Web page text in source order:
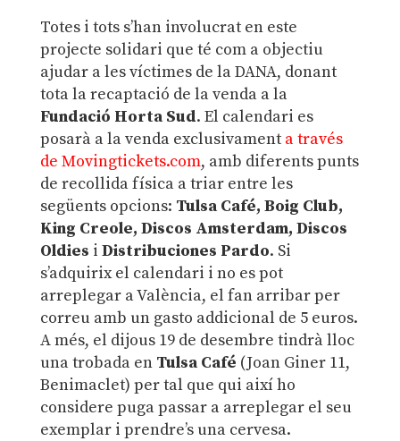
Totes i tots s’han involucrat en este
projecte solidari que té com a objectiu
ajudar a les víctimes de la DANA, donant
tota la recaptació de la venda a la
Fundació Horta Sud. El calendari es
posarà a la venda exclusivament a través
de Movingtickets.com, amb diferents punts
de recollida física a triar entre les
següents opcions: Tulsa Café, Boig Club,
King Creole, Discos Amsterdam, Discos
Oldies i Distribuciones Pardo. Si
s’adquirix el calendari i no es pot
arreplegar a València, el fan arribar per
correu amb un gasto addicional de 5 euros.
A més, el dijous 19 de desembre tindrà lloc
una trobada en Tulsa Café (Joan Giner 11,
Benimaclet) per tal que qui així ho
considere puga passar a arreplegar el seu
exemplar i prendre’s una cervesa.